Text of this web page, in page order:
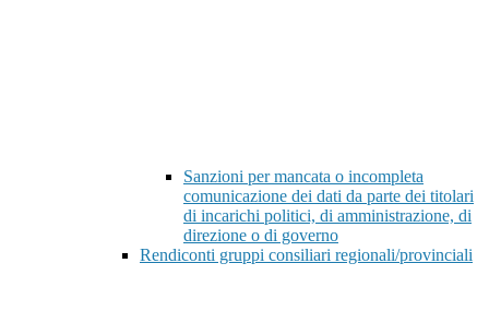
Sanzioni per mancata o incompleta
comunicazione dei dati da parte dei titolari
di incarichi politici, di amministrazione, di
direzione o di governo
Rendiconti gruppi consiliari regionali/provinciali